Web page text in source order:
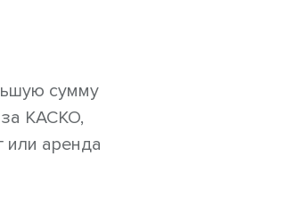
сумму
КАСКО,
или аренда